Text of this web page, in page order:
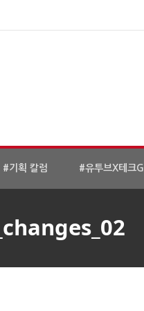
#기획 칼럼 #유투브X테크G